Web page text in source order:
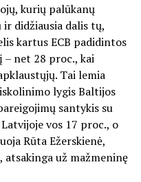
kurių palūkanų
didžiausia dalis tų,
kartus ECB padidintos
– net 28 proc., kai
Tai lemia
lygis Baltijos
santykis su
vos 17 proc., o
Rūta Ežerskienė,
atsakinga už mažmeninę